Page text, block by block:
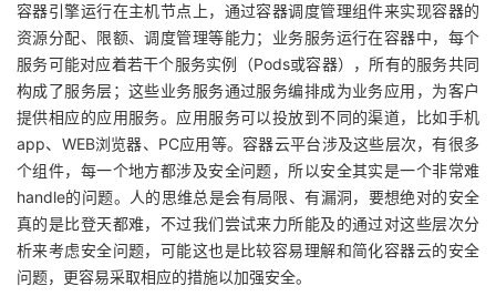
子
直
播
的
活
动
我
的
关
注
我
的
开
发
我
的
Programs
我
的
容器引擎运行在主机节点上，通过容器调度管理组件来实现容器的
资源分配、限额、调度管理等能力；业务服务运行在容器中，每个
服务可能对应着若干个服务实例（Pods或容器），所有的服务共同
构成了服务层；这些业务服务通过服务编排成为业务应用，为客户
提供相应的应用服务。应用服务可以投放到不同的渠道，比如手机
app、WEB浏览器、PC应用等。容器云平台涉及这些层次，有很多
个组件，每一个地方都涉及安全问题，所以安全其实是一个非常难
handle的问题。人的思维总是会有局限、有漏洞，要想绝对的安全
真的是比登天都难，不过我们尝试来力所能及的通过对这些层次分
析来考虑安全问题，可能这也是比较容易理解和简化容器云的安全
问题，更容易采取相应的措施以加强安全。